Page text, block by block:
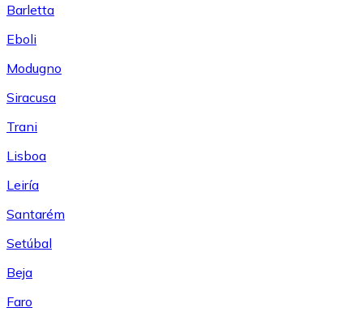
Barletta
Eboli
Modugno
Siracusa
Trani
Lisboa
Leiría
Santarém
Setúbal
Beja
Faro